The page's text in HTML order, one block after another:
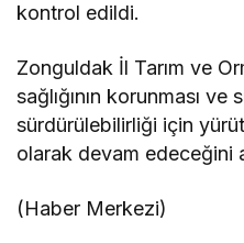
kontrol edildi.
Zonguldak İl Tarım ve
sağlığının korunması ve
sürdürülebilirliği için
olarak devam edeceğini
(Haber Merkezi)